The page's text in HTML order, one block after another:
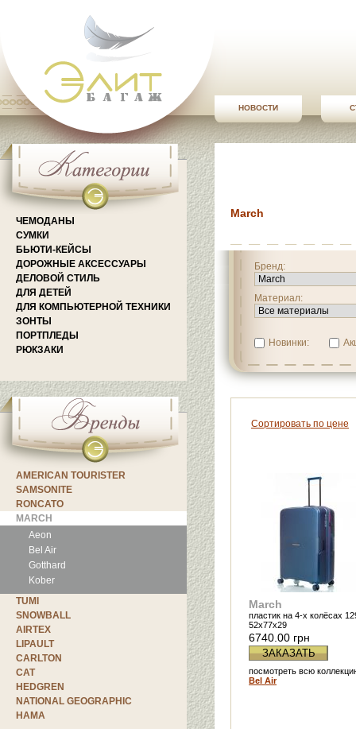
НОВОСТИ
ЧЕМОДАНЫ
СУМКИ
БЬЮТИ-КЕЙСЫ
ДОРОЖНЫЕ АКСЕССУАРЫ
ДЕЛОВОЙ СТИЛЬ
ДЛЯ ДЕТЕЙ
ДЛЯ КОМПЬЮТЕРНОЙ ТЕХНИКИ
ЗОНТЫ
ПОРТПЛЕДЫ
РЮКЗАКИ
AMERICAN TOURISTER
SAMSONITE
RONCATO
MARCH
Aeon
Bel Air
Gotthard
Kober
TUMI
SNOWBALL
AIRTEX
LIPAULT
CARLTON
CAT
HEDGREN
NATIONAL GEOGRAPHIC
HAMA
March
Бренд:
Материал:
Новинки:
Сортировать по цене
March
пластик на 4-х колёсах
52х77х29
6740.00 грн
ЗАКАЗАТЬ
посмотреть всю
Bel Air